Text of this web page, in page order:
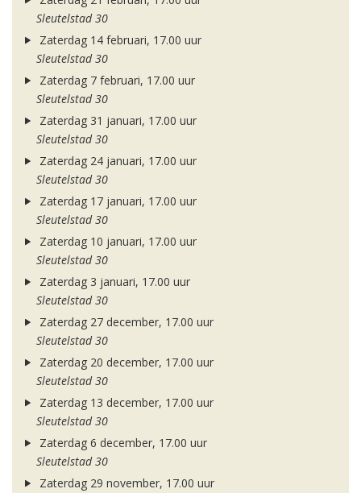
Sleutelstad 30
Zaterdag 14 februari, 17.00 uur
Sleutelstad 30
Zaterdag 7 februari, 17.00 uur
Sleutelstad 30
Zaterdag 31 januari, 17.00 uur
Sleutelstad 30
Zaterdag 24 januari, 17.00 uur
Sleutelstad 30
Zaterdag 17 januari, 17.00 uur
Sleutelstad 30
Zaterdag 10 januari, 17.00 uur
Sleutelstad 30
Zaterdag 3 januari, 17.00 uur
Sleutelstad 30
Zaterdag 27 december, 17.00 uur
Sleutelstad 30
Zaterdag 20 december, 17.00 uur
Sleutelstad 30
Zaterdag 13 december, 17.00 uur
Sleutelstad 30
Zaterdag 6 december, 17.00 uur
Sleutelstad 30
Zaterdag 29 november, 17.00 uur